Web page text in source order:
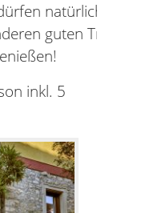
natürlich nicht
guten Tropfen
inkl. 5